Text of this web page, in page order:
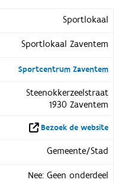
Sportlokaal
Sportlokaal Zaventem
Sportcentrum Zaventem
Steenokkerzeelstraat
1930 Zaventem
Bezoek de website
Gemeente/Stad
Nee: Geen onderdeel